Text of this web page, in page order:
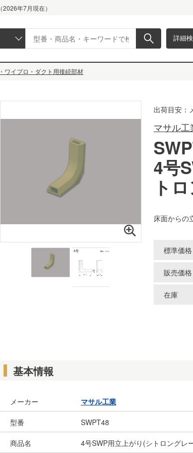
年7月現在）
詳細
ワイプロ・ダクト用接続部材
出荷目安：
マサル工
4号
ト
床面からの
標準価格
販売価格
在庫
基本情報
メーカー マサル工業
型番 SWPT48
商品名 4号SWP用立上がり(シトロングレ